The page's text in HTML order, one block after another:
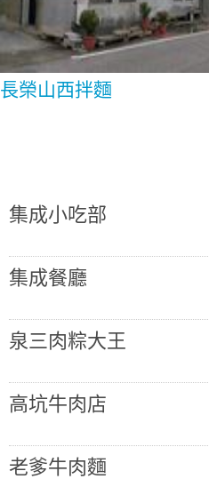
長榮山西拌麵
集成小吃部
集成餐廳
泉三肉粽大王
高坑牛肉店
老爹牛肉麵